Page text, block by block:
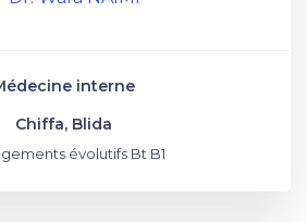
interne
Chiffa, Blida
évolutifs Bt B1